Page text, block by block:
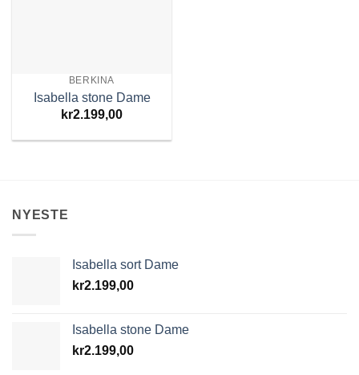
BERKINA
Isabella stone Dame
kr2.199,00
NYESTE
Isabella sort Dame
kr2.199,00
Isabella stone Dame
kr2.199,00